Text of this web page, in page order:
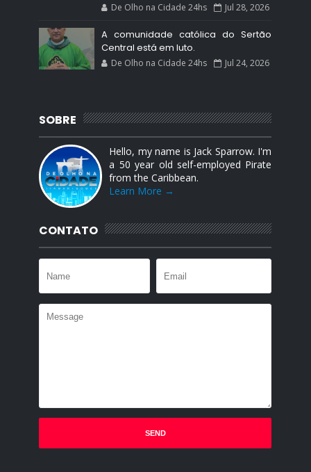
De Olho na Cidade 24hs Jul 28, 2026
A comunidade católica do Sertão
Central está em luto.
De Olho na Cidade 24hs Jul 24, 2026
SOBRE
Hello, my name is Jack Sparrow. I'm
a 50 year old self-employed Pirate
from the Caribbean.
Learn More →
CONTATO